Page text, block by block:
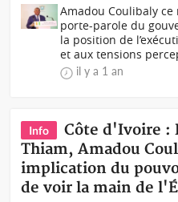
Amadou Coulibaly
porte-parole du
la position de
et aux tensions
il y a 1 an
Info
Côte d'Ivoire :
Thiam, Amadou
implication du
de voir la main de